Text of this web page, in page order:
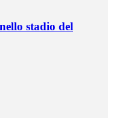
stadio del